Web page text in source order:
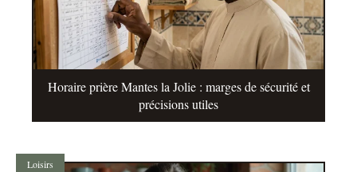
Horaire prière Mantes la Jolie : marges de sécurité et
précisions utiles
Loisirs